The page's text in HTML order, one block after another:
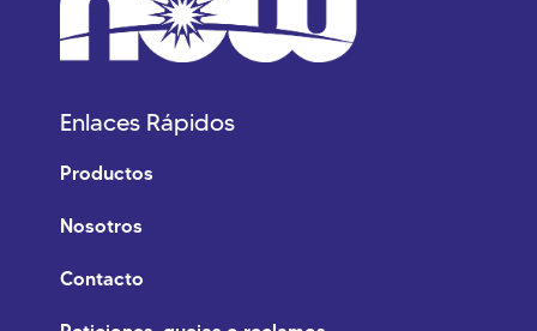
Enlaces Rápidos
Productos
Nosotros
Contacto